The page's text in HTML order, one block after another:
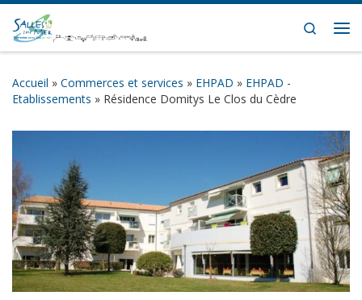
Skip to content
Search
Accueil » Commerces et services » EHPAD » EHPAD -
Etablissements » Résidence Domitys Le Clos du Cèdre